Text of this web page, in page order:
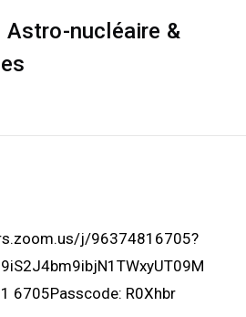
nucléaire &
j/96374816705?
6705Passcode: R0Xhbr